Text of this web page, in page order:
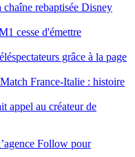
chaîne rebaptisée Disney
cesse d'émettre
grâce à la page
France-Italie : histoire
appel au créateur de
Follow pour